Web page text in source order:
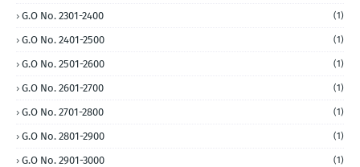
G.O No. 2301-2400 (1)
G.O No. 2401-2500 (1)
G.O No. 2501-2600 (1)
G.O No. 2601-2700 (1)
G.O No. 2701-2800 (1)
G.O No. 2801-2900 (1)
G.O No. 2901-3000 (1)